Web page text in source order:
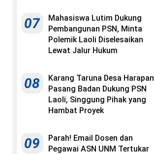
07
Mahasiswa Lutim Dukung
Pembangunan PSN, Minta
Polemik Laoli Diselesaikan
Lewat Jalur Hukum
08
Karang Taruna Desa Harapan
Pasang Badan Dukung PSN
Laoli, Singgung Pihak yang
Hambat Proyek
09
Parah! Email Dosen dan
Pegawai ASN UNM Tertukar